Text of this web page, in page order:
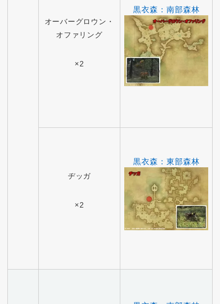
オーバーグロウン・
オファリング
×2
黒衣森：南部森林
ヂッガ
×2
黒衣森：東部森林